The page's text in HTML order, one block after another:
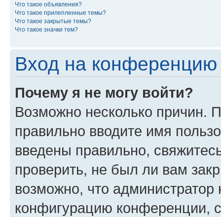
Что такое объявления?
Что такое прилепленные темы?
Что такое закрытые темы?
Что такое значки тем?
Вход на конференцию
Почему я не могу войти?
Возможно несколько причин.
правильно вводите имя
введены правильно,
проверить, не был ли вам
возможно, что администратор
конфигурацию конференции,